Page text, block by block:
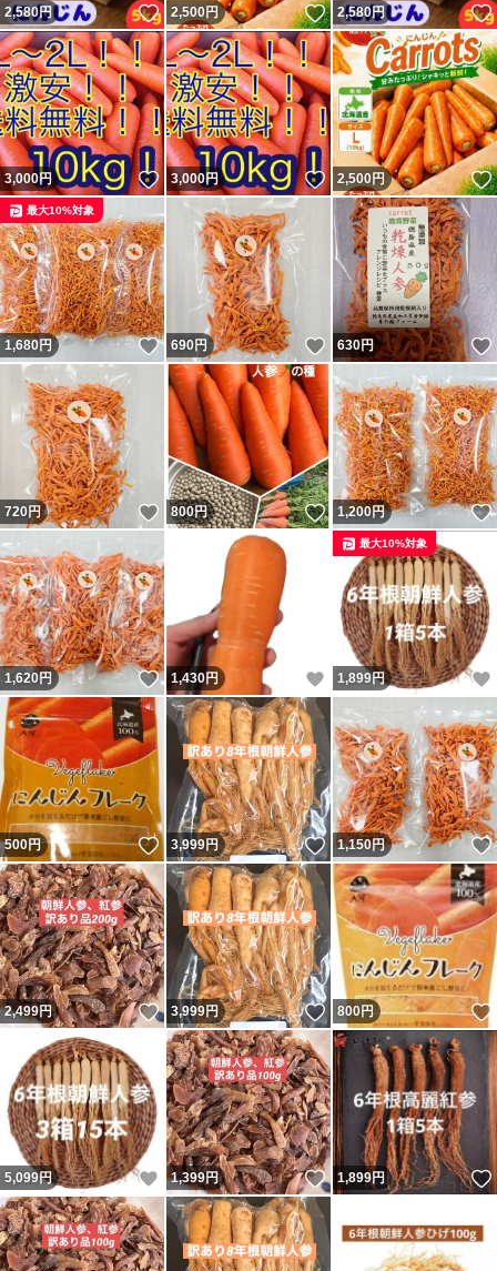
2,580円 いいね！
2,500円 いいね！
2,580円
3,000円 いいね！
3,000円 いいね！
2,500円
1,680円 いいね！
最大10%対象
690円 いいね！
630円
720円 いいね！
800円 いいね！
1,200円
1,620円 いいね！
1,430円 いいね！
1,899円
最大10%対象
500円 いいね！
3,999円 いいね！
1,150円
2,499円 いいね！
3,999円 いいね！
800円
5,099円 いいね！
1,399円 いいね！
1,899円